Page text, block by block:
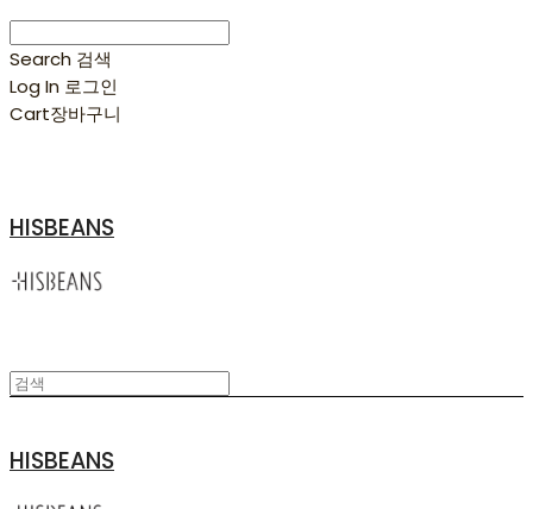
Search 검색
Log In 로그인
Cart장바구니
HISBEANS
HISBEANS